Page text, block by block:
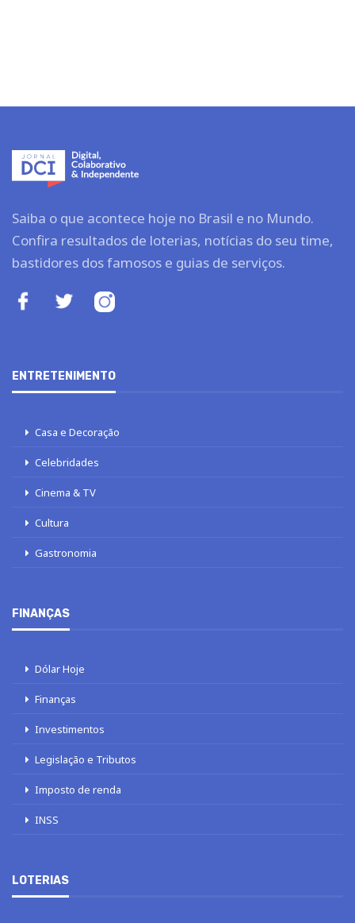
Saiba o que acontece hoje no Brasil e no Mundo.
Confira resultados de loterias, notícias do seu time,
bastidores dos famosos e guias de serviços.
ENTRETENIMENTO
Casa e Decoração
Celebridades
Cinema & TV
Cultura
Gastronomia
FINANÇAS
Dólar Hoje
Finanças
Investimentos
Legislação e Tributos
Imposto de renda
INSS
LOTERIAS